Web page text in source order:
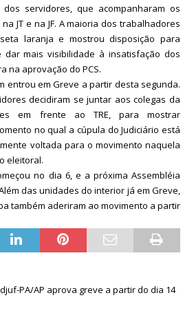
servidores, que acompanharam os
JT e na JF. A maioria dos trabalhadores
laranja e mostrou disposição para
dar mais visibilidade à insatisfação dos
na aprovação do PCS.
entrou em Greve a partir desta segunda.
decidiram se juntar aos colegas da
em frente ao TRE, para mostrar
no qual a cúpula do Judiciário está
voltada para o movimento naquela
eleitoral.
no dia 6, e a próxima Assembléia
das unidades do interior já em Greve,
também aderiram ao movimento a partir
PA/AP aprova greve a partir do dia 14